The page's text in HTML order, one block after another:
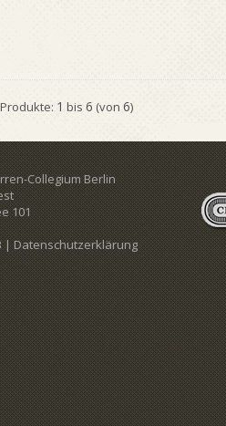
1 bis 6 (von 6)
Collegium Berlin
101
|Datenschutzerklärung